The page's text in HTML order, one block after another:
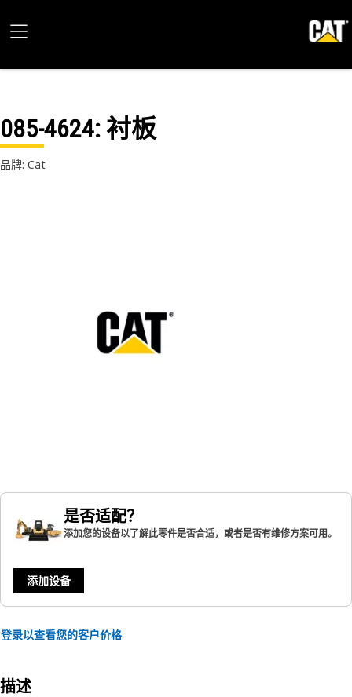
085-4624: 衬板
品牌: Cat
是否适配？
添加您的设备以了解此零件是否合适，或者是否有维修方案可用。
添加设备
登录以查看您的客户价格
描述